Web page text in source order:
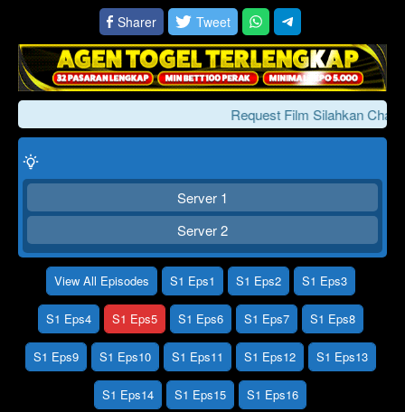
Sharer
Tweet
Request Film Silahkan Chat
Lewati >>>
Click To Play
Server 1
Server 2
View All Episodes S1 Eps1 S1 Eps2 S1 Eps3
S1 Eps4 S1 Eps5 S1 Eps6 S1 Eps7 S1 Eps8
S1 Eps9 S1 Eps10 S1 Eps11 S1 Eps12 S1 Eps13
S1 Eps14 S1 Eps15 S1 Eps16